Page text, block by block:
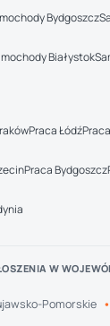
Bydgoszcz
Białystok
Praca Łódź
Praca Bydgoszcz
W
Pomorskie